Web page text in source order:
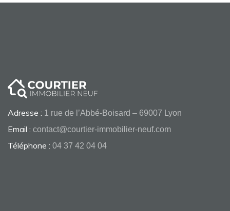
Adresse : 1 rue de l’Abbé-Boisard – 69007 Lyon
Email : contact@courtier-immobilier-neuf.com
Téléphone : 04 37 42 04 04